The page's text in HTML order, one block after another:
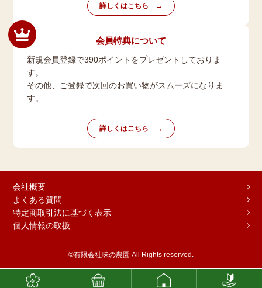
詳しくはこちら
会員特典について
新規会員登録で390ポイントをプレゼントしておりま
す。
その他、ご登録で次回のお買い物がスムーズになりま
す。
詳しくはこちら
会社概要
よくある質問
特定商取引法に基づく表示
個人情報の取扱
©有限会社味の農園 All Rights reserved.